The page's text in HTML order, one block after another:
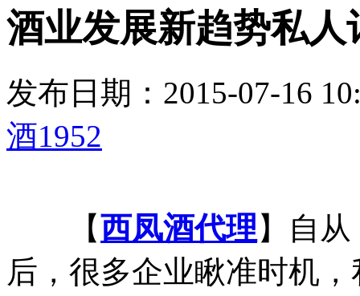
酒业发展新趋势私人
发布日期：2015-07-16
酒1952
【西凤酒代理 】自
后，很多企业瞅准时机